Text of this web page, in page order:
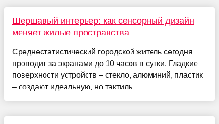
Шершавый интерьер: как сенсорный дизайн
меняет жилые пространства
Среднестатистический городской житель сегодня
проводит за экранами до 10 часов в сутки. Гладкие
поверхности устройств – стекло, алюминий, пластик
– создают идеальную, но тактиль...